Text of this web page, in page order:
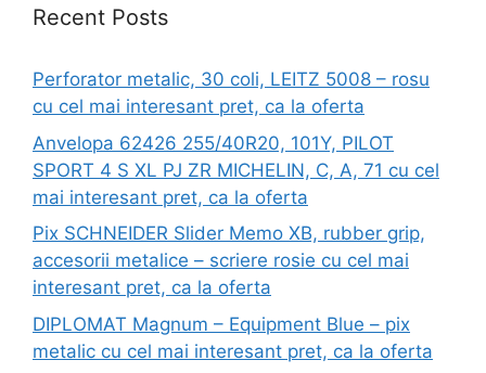
Recent Posts
Perforator metalic, 30 coli, LEITZ 5008 – rosu
cu cel mai interesant pret, ca la oferta
Anvelopa 62426 255/40R20, 101Y, PILOT
SPORT 4 S XL PJ ZR MICHELIN, C, A, 71 cu cel
mai interesant pret, ca la oferta
Pix SCHNEIDER Slider Memo XB, rubber grip,
accesorii metalice – scriere rosie cu cel mai
interesant pret, ca la oferta
DIPLOMAT Magnum – Equipment Blue – pix
metalic cu cel mai interesant pret, ca la oferta